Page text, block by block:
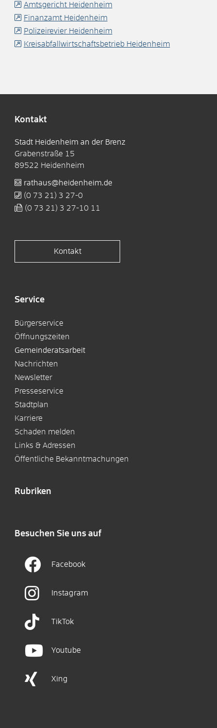
Amtsgericht Heidenheim
Finanzamt Heidenheim
Polizeirevier Heidenheim
Kreisabfallwirtschaftsbetrieb Heidenheim
Kontakt
Stadt Heidenheim an der Brenz
Grabenstraße 15
89522 Heidenheim
rathaus@heidenheim.de
(0 73 21) 3 27-0
(0 73 21) 3 27-10 11
Kontakt
Service
Bürgerservice
Öffnungszeiten
Gemeinderatsarbeit
Nachrichten
Newsletter
Presseservice
Stadtplan
Karriere
Schaden melden
Links & Adressen
Öffentliche Bekanntmachungen
Rubriken
Besuchen Sie uns auf
Facebook
Instagram
TikTok
Youtube
Xing